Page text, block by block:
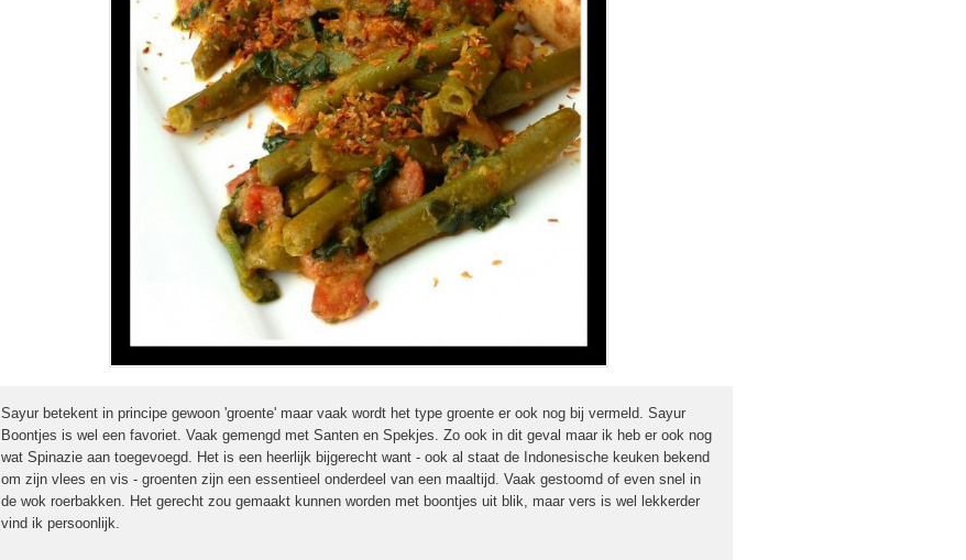
Sayur betekent in principe gewoon 'groente' maar vaak wordt het type groente er ook nog bij vermeld. Sayur
Boontjes is wel een favoriet. Vaak gemengd met Santen en Spekjes. Zo ook in dit geval maar ik heb er ook nog
wat Spinazie aan toegevoegd. Het is een heerlijk bijgerecht want - ook al staat de Indonesische keuken bekend
om zijn vlees en vis - groenten zijn een essentieel onderdeel van een maaltijd. Vaak gestoomd of even snel in
de wok roerbakken. Het gerecht zou gemaakt kunnen worden met boontjes uit blik, maar vers is wel lekkerder
vind ik persoonlijk.